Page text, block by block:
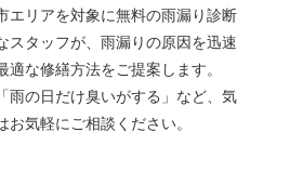
エリアを対象に無料の雨漏り診断
スタッフが、雨漏りの原因を迅速
適な修繕方法をご提案します。
雨の日だけ臭いがする」など、気
お気軽にご相談ください。